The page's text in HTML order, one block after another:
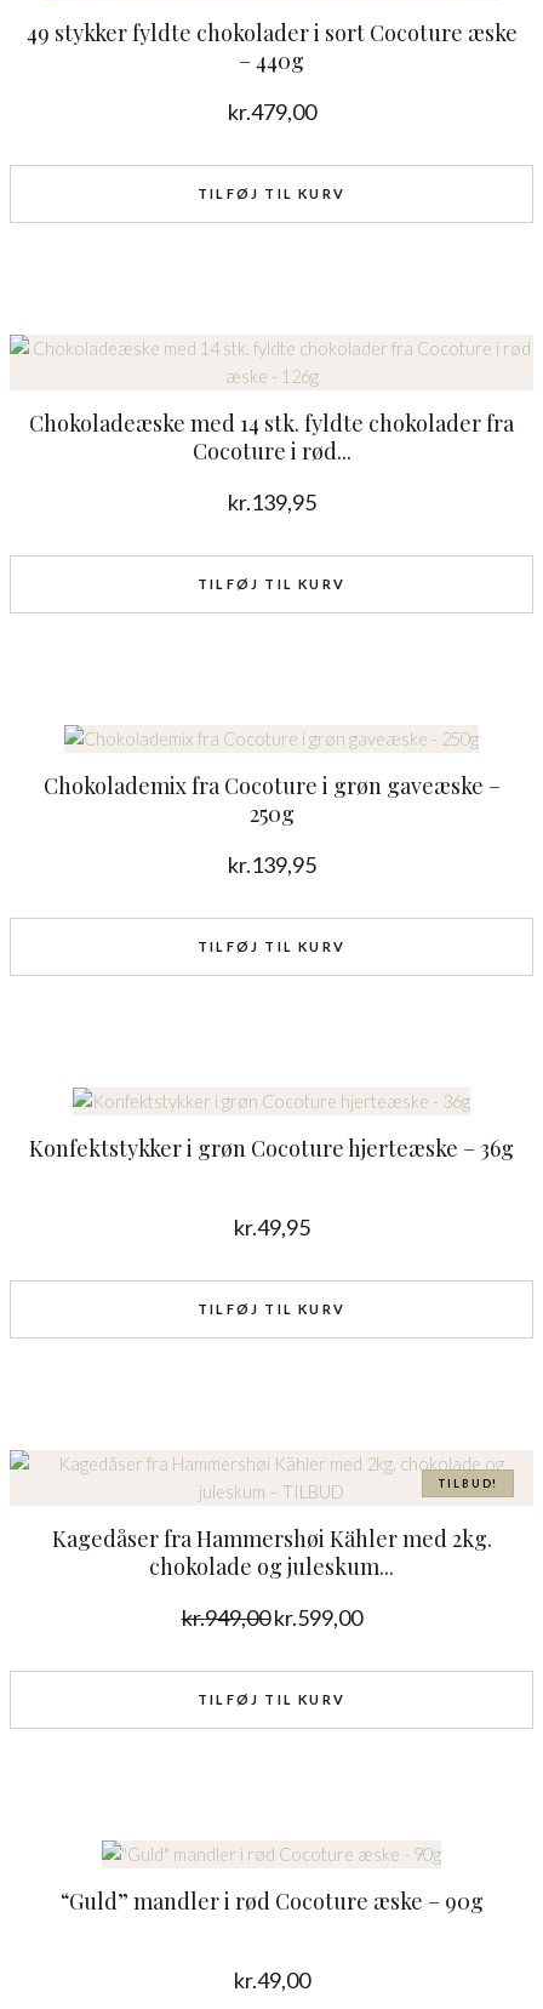
49 stykker fyldte chokolader i sort Cocoture æske
– 440g
kr.479,00
TILFØJ TIL KURV
Chokoladeæske med 14 stk. fyldte chokolader fra
Cocoture i rød...
kr.139,95
TILFØJ TIL KURV
Chokolademix fra Cocoture i grøn gaveæske –
250g
kr.139,95
TILFØJ TIL KURV
Konfektstykker i grøn Cocoture hjerteæske – 36g
kr.49,95
TILFØJ TIL KURV
TILBUD!
Kagedåser fra Hammershøi Kähler med 2kg.
chokolade og juleskum...
kr.949,00
Den
oprindelige
var:
kr.949,00.
kr.599,00
Den
er:
kr.599,00.
TILFØJ TIL KURV
“Guld” mandler i rød Cocoture æske – 90g
kr.49,00